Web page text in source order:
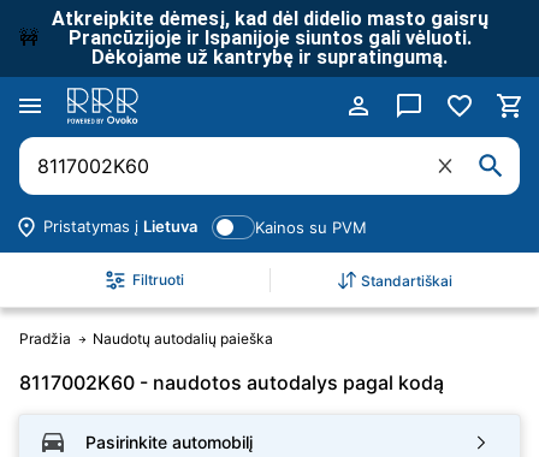
🚧
Atkreipkite dėmesį, kad dėl didelio masto gaisrų
Prancūzijoje ir Ispanijoje siuntos gali vėluoti.
Dėkojame už kantrybę ir supratingumą.
Pristatymas į Lietuva Kainos su PVM
Filtruoti Standartiškai
Pradžia Naudotų autodalių paieška
8117002K60 - naudotos autodalys pagal kodą
Pasirinkite automobilį